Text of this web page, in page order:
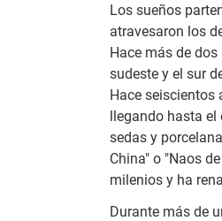
Los sueños
atravesaron los
Hace más de
sudeste y el sur
Hace seiscientos
llegando hasta el
sedas y
China" o "Naos
milenios y ha
Durante más de